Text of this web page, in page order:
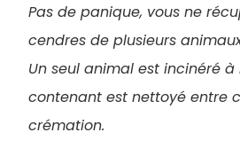
Pas de panique, vous ne
cendres de plusieurs
Un seul animal est incinéré
contenant est nettoyé entre
crémation.